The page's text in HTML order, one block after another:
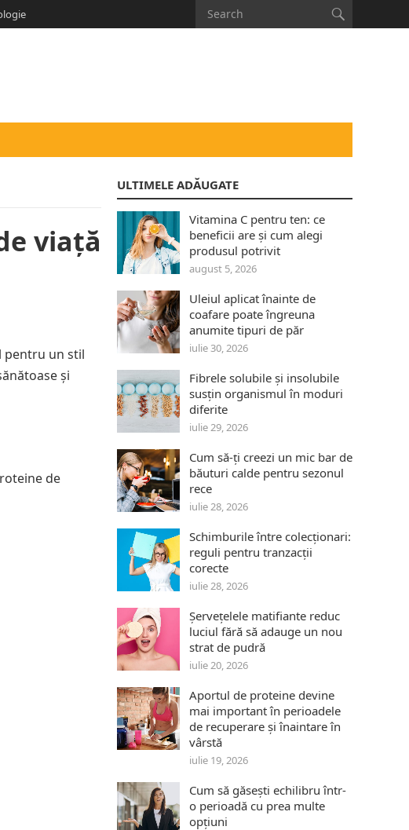
viață
pentru un stil
și
de
ULTIMELE ADĂUGATE
Vitamina C pentru ten: ce
beneficii are și cum alegi
produsul potrivit
august 5, 2026
Uleiul aplicat înainte de
coafare poate îngreuna
anumite tipuri de păr
iulie 30, 2026
Fibrele solubile și insolubile
susțin organismul în moduri
diferite
iulie 29, 2026
Cum să-ți creezi un mic bar de
băuturi calde pentru sezonul
rece
iulie 28, 2026
Schimburile între colecționari:
reguli pentru tranzacții
corecte
iulie 28, 2026
Șervețelele matifiante reduc
luciul fără să adauge un nou
strat de pudră
iulie 20, 2026
Aportul de proteine devine
mai important în perioadele
de recuperare și înaintare în
vârstă
iulie 19, 2026
Cum să găsești echilibru într-
o perioadă cu prea multe
opțiuni